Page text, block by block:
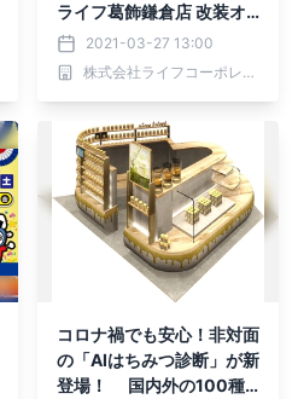
ライフ葛飾鎌倉店 改装オ
ープンのお知らせ
2021-03-27 13:00
株式会社ライフコーポレーション
コロナ禍でも安心！非対面
の「AIはちみつ診断」が新
登場！ 国内外の100種